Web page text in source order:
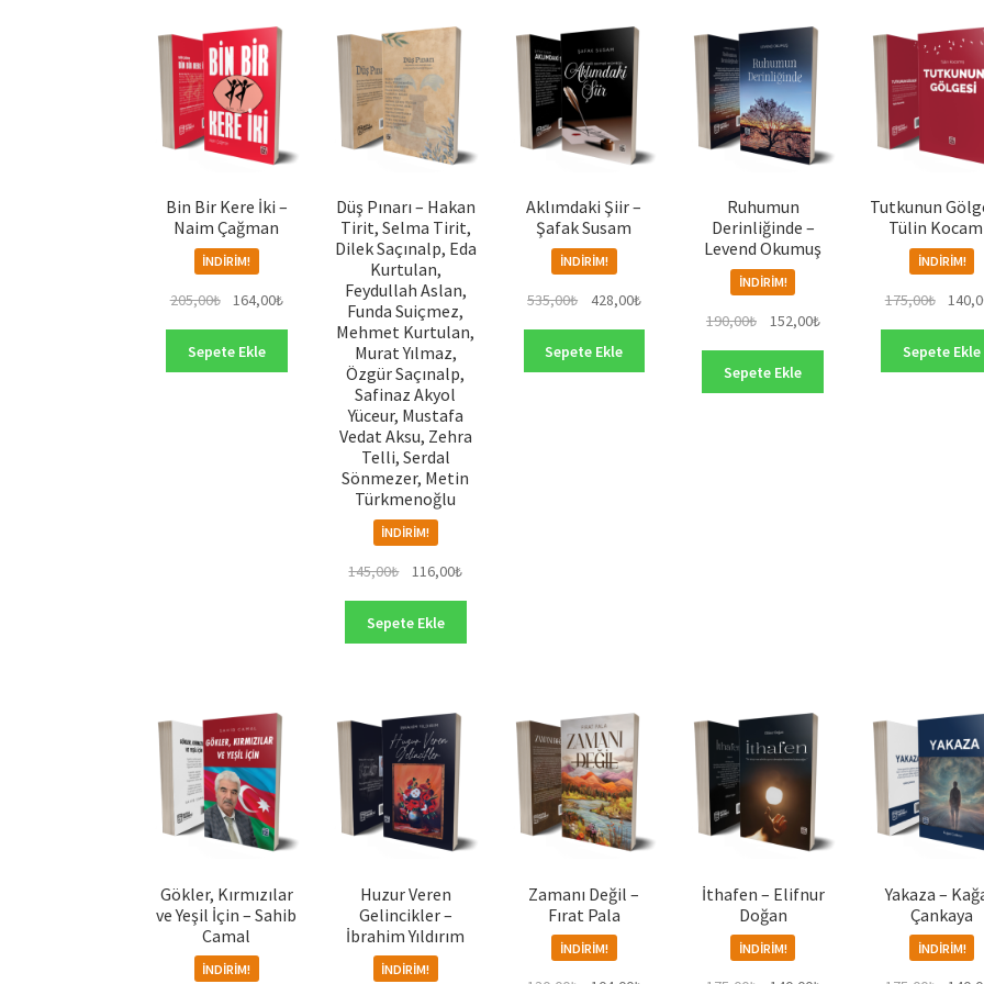
Bin Bir Kere İki –
Naim Çağman
İNDIRIM!
205,00₺
Orijinal
205,00₺.
164,00₺Şu
164,00₺.
Sepete Ekle
Düş Pınarı – Hakan
Tirit, Selma Tirit,
Dilek Saçınalp, Eda
Kurtulan,
Feydullah Aslan,
Funda Suiçmez,
Mehmet Kurtulan,
Murat Yılmaz,
Özgür Saçınalp,
Safinaz Akyol
Yüceur, Mustafa
Vedat Aksu, Zehra
Telli, Serdal
Sönmezer, Metin
Türkmenoğlu
İNDIRIM!
145,00₺
Orijinal
145,00₺.
116,00₺Şu
116,00₺.
Sepete Ekle
Aklımdaki Şiir –
Şafak Susam
İNDIRIM!
535,00₺
Orijinal
535,00₺.
428,00₺Şu
428,00₺.
Sepete Ekle
Ruhumun
Derinliğinde –
Levend Okumuş
İNDIRIM!
190,00₺
Orijinal
190,00₺.
152,00₺Şu
152,00₺.
Sepete Ekle
Tutkunun
Tülin
İNDIRIM!
175,00₺
Orijinal
Sepete Ekle
Gökler, Kırmızılar
ve Yeşil İçin – Sahib
Camal
İNDIRIM!
Huzur Veren
Gelincikler –
İbrahim Yıldırım
İNDIRIM!
Zamanı Değil –
Fırat Pala
İNDIRIM!
İthafen – Elifnur
Doğan
İNDIRIM!
Yakaza –
Çankaya
İNDIRIM!